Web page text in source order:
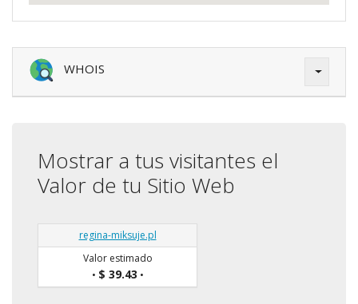
WHOIS
Mostrar a tus visitantes el
Valor de tu Sitio Web
regina-miksuje.pl
Valor estimado
• $ 39.43 •